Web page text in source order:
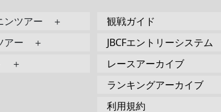
ンツアー ＋
アー ＋
＋
観戦ガイド
JBCFエントリーシステム
レースアーカイブ
ランキングアーカイブ
利用規約